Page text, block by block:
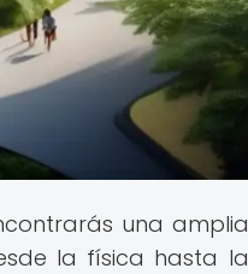
una amplia
la física hasta la